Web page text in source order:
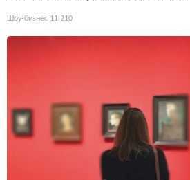
Шоу-бизнес 11 210